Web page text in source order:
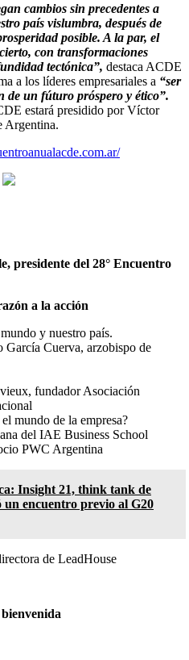
cambios sin precedentes a
país vislumbra, después de
posible. A la par, el
con transformaciones
tectónica”, destaca ACDE
a los líderes empresariales a “ser
de un fúturo próspero y ético”.
estará presidido por Víctor
Argentina.
presidente del 28° Encuentro
a la acción
y nuestro país.
García Cuerva, arzobispo de
fundador Asociación
mundo de la empresa?
del IAE Business School
PWC Argentina
Insight 21, think tank de
encuentro previo al G20
de LeadHouse